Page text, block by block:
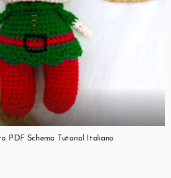
PDF Schema Tutorial Italiano